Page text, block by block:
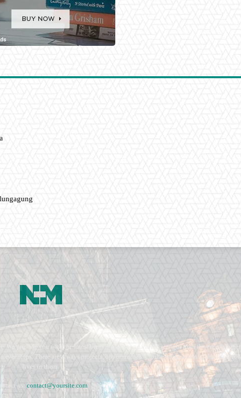
We provide you with the latest breaking news and videos straight from the entertainment
stops. There are always projects, opportunities. Clothes mean nothing until someone
lives in them.
us: contact@yoursite.com